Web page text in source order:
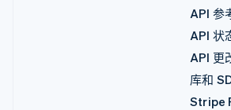
API 参
API 状
API 更
库和
Stripe